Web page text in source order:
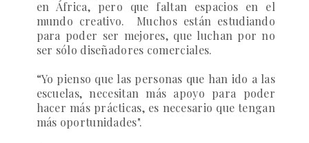
en África, pero que faltan espacios en el
mundo creativo. Muchos están estudiando
para poder ser mejores, que luchan por no
ser sólo diseñadores comerciales.
“Yo pienso que las personas que han ido a las
escuelas, necesitan más apoyo para poder
hacer más prácticas, es necesario que tengan
más oportunidades".